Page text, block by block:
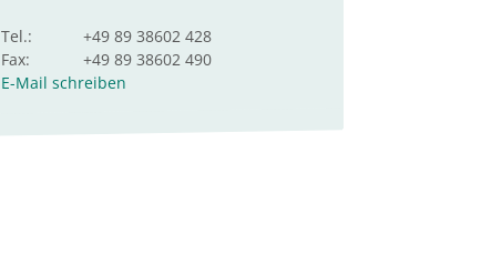
Tel.:
+49 89 38602 428
Fax:
+49 89 38602 490
E-Mail schreiben